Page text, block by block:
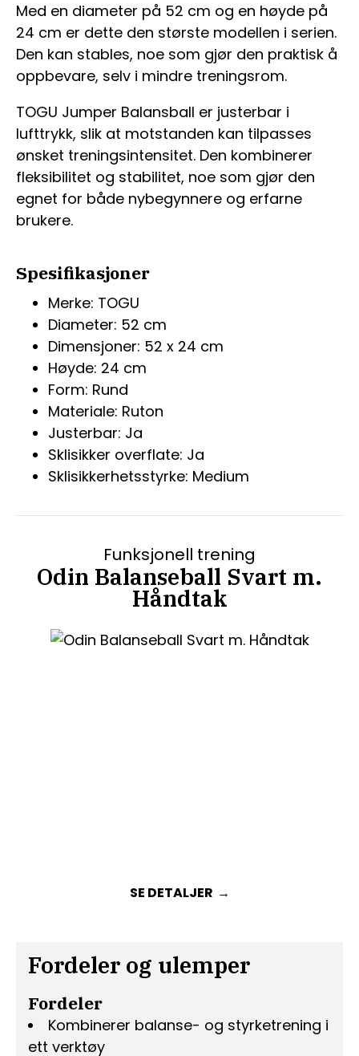
Med en diameter på 52 cm og en høyde på
24 cm er dette den største modellen i serien.
Den kan stables, noe som gjør den praktisk å
oppbevare, selv i mindre treningsrom.
TOGU Jumper Balansball er justerbar i
lufttrykk, slik at motstanden kan tilpasses
ønsket treningsintensitet. Den kombinerer
fleksibilitet og stabilitet, noe som gjør den
egnet for både nybegynnere og erfarne
brukere.
Spesifikasjoner
Merke: TOGU
Diameter: 52 cm
Dimensjoner: 52 x 24 cm
Høyde: 24 cm
Form: Rund
Materiale: Ruton
Justerbar: Ja
Sklisikker overflate: Ja
Sklisikkerhetsstyrke: Medium
Funksjonell trening
Odin Balanseball Svart m.
Håndtak
Fordeler og ulemper
Fordeler
Kombinerer balanse- og styrketrening i
ett verktøy
SE DETALJER